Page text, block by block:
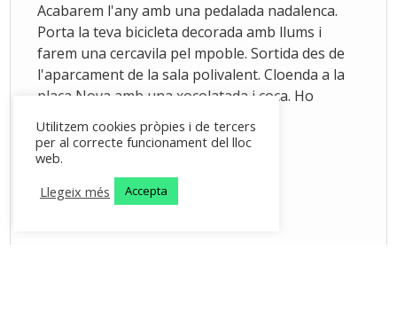
Acabarem l'any amb una pedalada nadalenca.
Porta la teva bicicleta decorada amb llums i
farem una cercavila pel mpoble. Sortida des de
l'aparcament de la sala polivalent. Cloenda a la
plaça Nova amb una xocolatada i coca. Ho
organitza els amics d eles bicicletes i
l'Ajuntament de les Planes.
Utilitzem cookies pròpies i de tercers
per al correcte funcionament del lloc
web.
Llegeix més
Accepta